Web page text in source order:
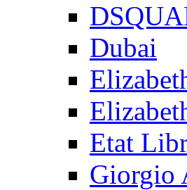
Dubai
Etat
Giorgio